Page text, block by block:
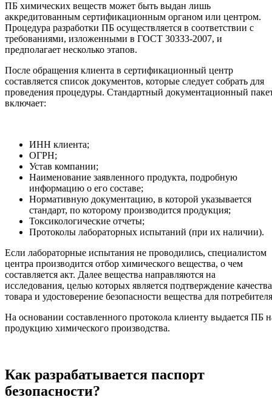
ПБ химических веществ может быть выдан лишь
аккредитованным сертификационным органом или центром.
Процедура разработки ПБ осуществляется в соответствии с
требованиями, изложенными в ГОСТ 30333-2007, и
предполагает несколько этапов.
После обращения клиента в сертификационный центр
составляется список документов, которые следует собрать для
проведения процедуры. Стандартный документационный
включает:
ИНН клиента;
ОГРН;
Устав компании;
Наименование заявленного продукта, подробную
информацию о его составе;
Нормативную документацию, в которой указывается
стандарт, по которому производится продукция;
Токсикологические отчеты;
Протоколы лабораторных испытаний (при их наличии).
Если лабораторные испытания не проводились, специалистом
центра производится отбор химического вещества, о чем
составляется акт. Далее вещества направляются на
исследования, целью которых является подтверждение качества
товара и удостоверение безопасности вещества для
На основании составленного протокола клиенту выдается ПБ
продукцию химического производства.
Как разрабатывается паспорт
безопасности?